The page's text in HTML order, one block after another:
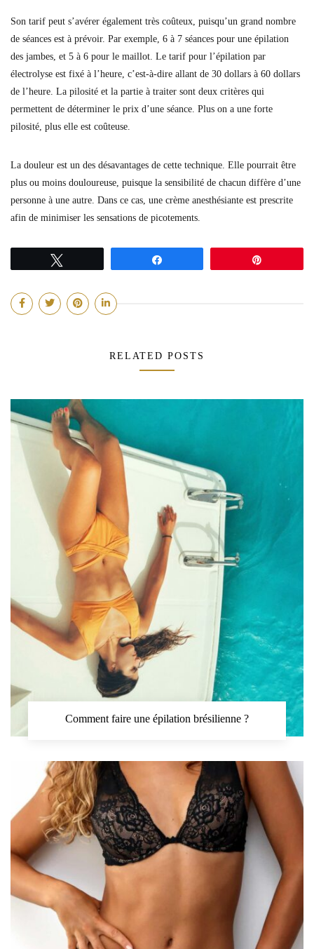
Son tarif peut s’avérer également très coûteux, puisqu’un grand nombre
de séances est à prévoir. Par exemple, 6 à 7 séances pour une épilation
des jambes, et 5 à 6 pour le maillot. Le tarif pour l’épilation par
électrolyse est fixé à l’heure, c’est-à-dire allant de 30 dollars à 60 dollars
de l’heure. La pilosité et la partie à traiter sont deux critères qui
permettent de déterminer le prix d’une séance. Plus on a une forte
pilosité, plus elle est coûteuse.
La douleur est un des désavantages de cette technique. Elle pourrait être
plus ou moins douloureuse, puisque la sensibilité de chacun diffère d’une
personne à une autre. Dans ce cas, une crème anesthésiante est prescrite
afin de minimiser les sensations de picotements.
RELATED POSTS
Comment faire une épilation brésilienne ?